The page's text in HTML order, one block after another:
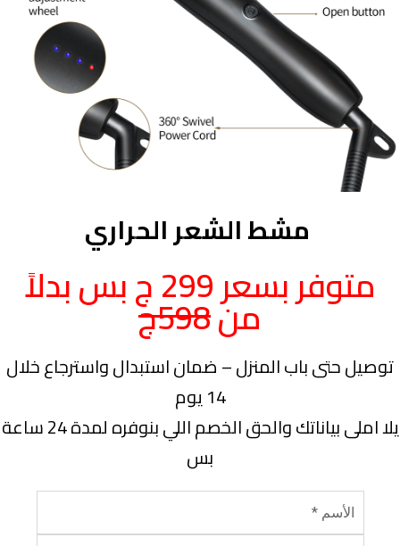
متوفر بسعر 299 ج بس بدلاً
من598ج
توصيل حتى باب المنزل – ضمان استبدال واسترجاع خلال
14 يوم
يلا املى بياناتك والحق الخصم اللي بنوفره لمدة 24 ساعة
بس